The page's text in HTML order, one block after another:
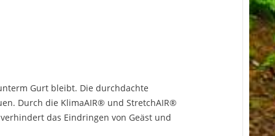
Gurt bleibt. Die durchdachte
Durch die KlimaAIR® und StretchAIR®
das Eindringen von Geäst und